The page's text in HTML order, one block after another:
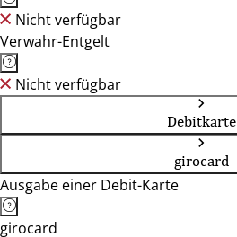
Nicht verfügbar
Verwahr-Entgelt
Nicht verfügbar
Debitkarte
girocard
Ausgabe einer Debit-Karte
girocard